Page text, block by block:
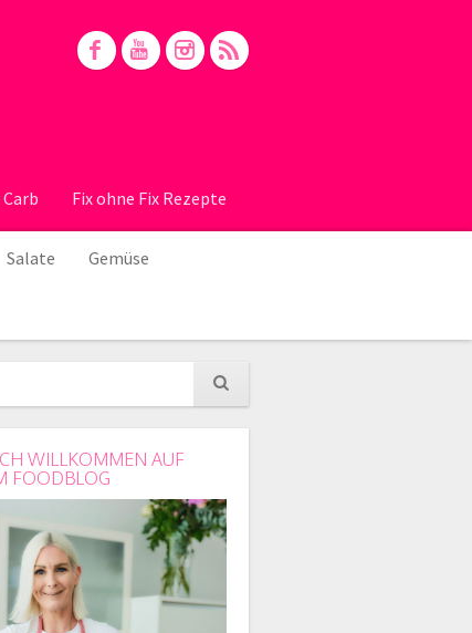
Fix ohne Fix Rezepte
Salate Gemüse
WILLKOMMEN AUF
FOODBLOG